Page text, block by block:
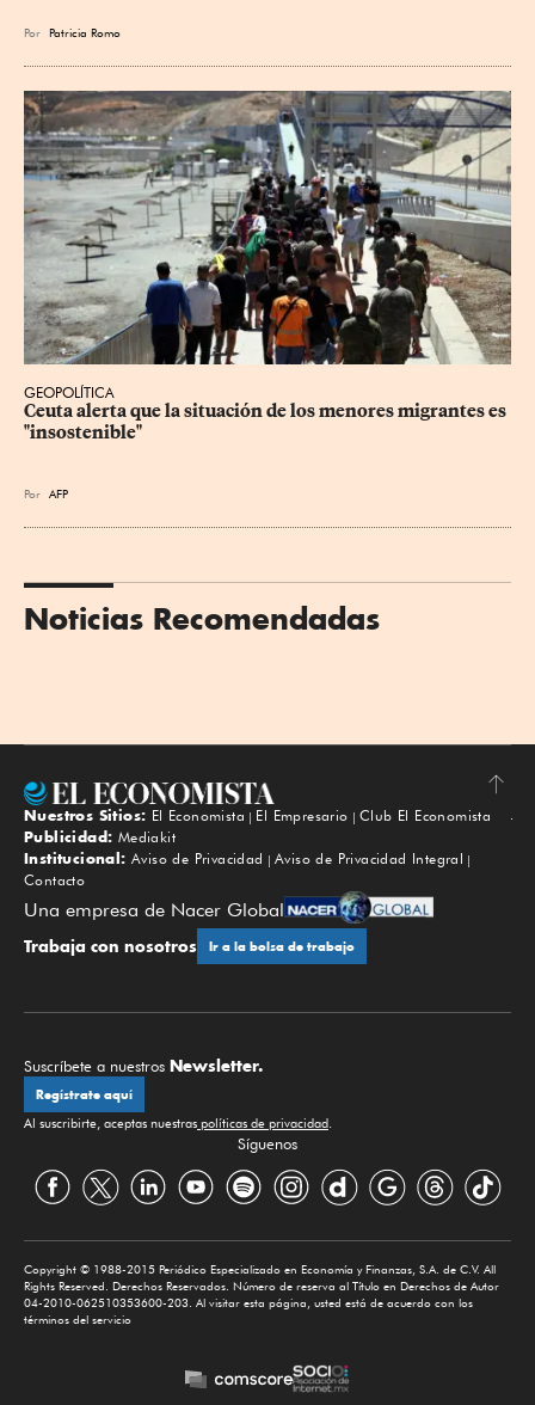
Por Patricia Romo
GEOPOLÍTICA
Ceuta alerta que la situación de los menores migrantes es
"insostenible"
Por AFP
Noticias Recomendadas
Subir
Nuestros Sitios: El Economista El Empresario
Club El Economista
Publicidad: Mediakit
Institucional: Aviso de Privacidad
Aviso de Privacidad Integral
Contacto
Una empresa de Nacer Global
Trabaja con nosotros Ir a la bolsa de trabajo
Suscríbete a nuestros Newsletter.
Regístrate aquí
Al suscribirte, aceptas nuestras políticas de privacidad.
Síguenos
Copyright © 1988-2015 Periódico Especializado en Economía y Finanzas, S.A. de C.V. All
Rights Reserved. Derechos Reservados. Número de reserva al Título en Derechos de Autor
04-2010-062510353600-203. Al visitar esta página, usted está de acuerdo con los
términos del servicio